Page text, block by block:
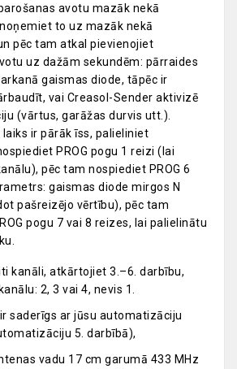
avotu mazāk nekā
to uz mazāk nekā
pēc tam atkal pievienojiet
uz dažām sekundēm: pārraides
gaismas diode, tāpēc ir
vai Creasol-Sender aktivizē
(vārtus, garāžas durvis utt.).
ir pārāk īss, palieliniet
PROG pogu 1 reizi (lai
pēc tam nospiediet PROG 6
gaismas diode mirgos N
pašreizējo vērtību), pēc tam
pogu 7 vai 8 reizes, lai palielinātu
kanāli, atkārtojiet 3.–6. darbību,
2, 3 vai 4, nevis 1.
saderīgs ar jūsu automatizāciju
5. darbībā),
vadu 17 cm garumā 433 MHz